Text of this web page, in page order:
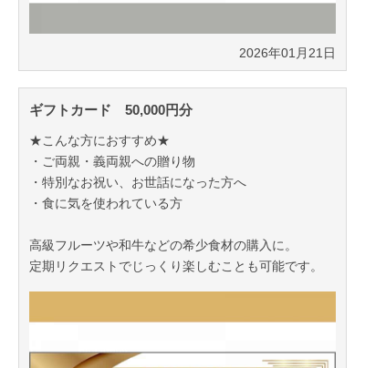
2026年01月21日
ギフトカード 50,000円分
★こんな方におすすめ★
・ご両親・義両親への贈り物
・特別なお祝い、お世話になった方へ
・食に気を使われている方
高級フルーツや和牛などの希少食材の購入に。
定期リクエストでじっくり楽しむことも可能です。